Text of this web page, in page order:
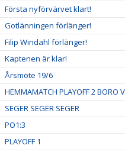
Första nyförvärvet klart!
Gotlänningen förlänger!
Filip Windahl förlänger!
Kaptenen är klar!
Årsmöte 19/6
HEMMAMATCH PLAYOFF 2 BORO
SEGER SEGER SEGER
PO1:3
PLAYOFF 1